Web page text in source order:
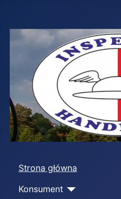
Strona główna
Konsument